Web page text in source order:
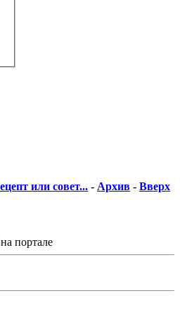
или совет... - Архив - Вверх
портале